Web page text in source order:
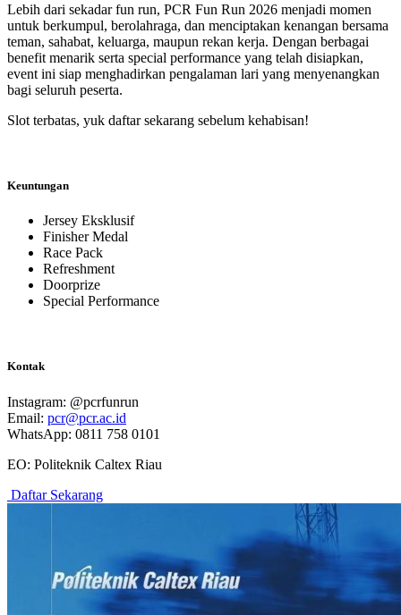
Lebih dari sekadar fun run, PCR Fun Run 2026 menjadi momen
untuk berkumpul, berolahraga, dan menciptakan kenangan bersama
teman, sahabat, keluarga, maupun rekan kerja. Dengan berbagai
benefit menarik serta special performance yang telah disiapkan,
event ini siap menghadirkan pengalaman lari yang menyenangkan
bagi seluruh peserta.
Slot terbatas, yuk daftar sekarang sebelum kehabisan!
Keuntungan
Jersey Eksklusif
Finisher Medal
Race Pack
Refreshment
Doorprize
Special Performance
Kontak
Instagram: @pcrfunrun
Email: pcr@pcr.ac.id
WhatsApp: 0811 758 0101
EO: Politeknik Caltex Riau
Daftar Sekarang